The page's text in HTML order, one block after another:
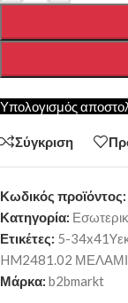
Υπολογισμός
Σύγκριση
Κωδικός προϊόντος:
Κατηγορία:
Ετικέτες: 5-
HM2481.02
Μάρκα: b2bmarkt